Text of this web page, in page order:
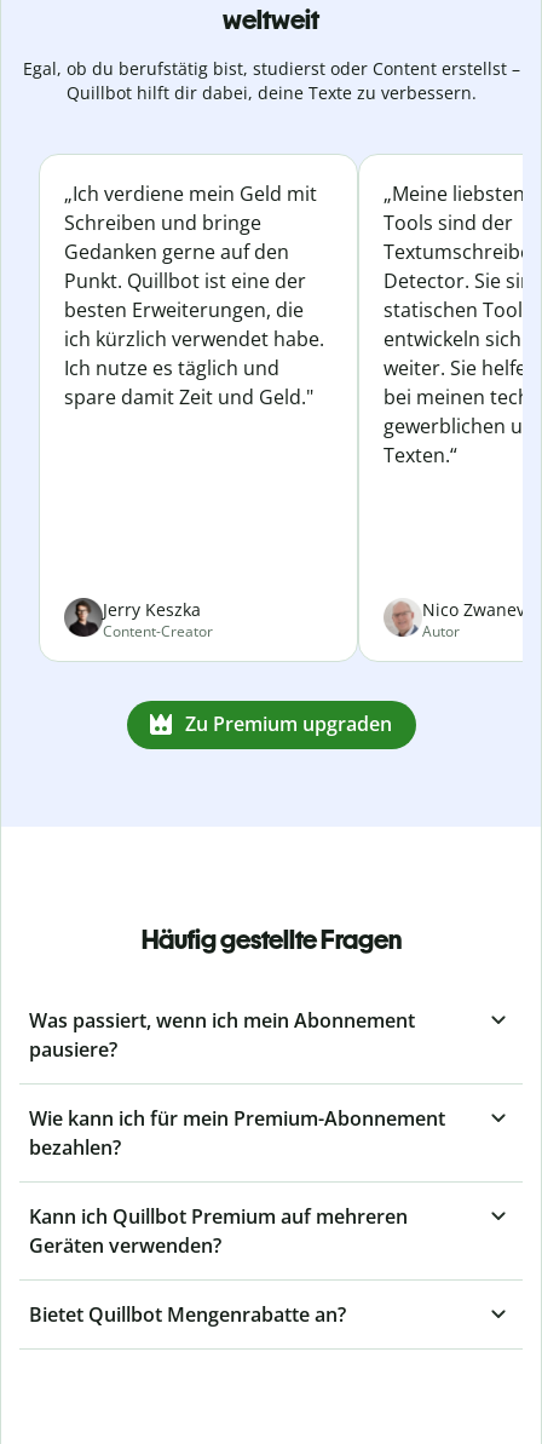
weltweit
Egal, ob du berufstätig bist, studierst oder Content erstellst –
Quillbot hilft dir dabei, deine Texte zu verbessern.
„Ich verdiene mein Geld mit
Schreiben und bringe
Gedanken gerne auf den
Punkt. Quillbot ist eine der
besten Erweiterungen, die
ich kürzlich verwendet habe.
Ich nutze es täglich und
spare damit Zeit und Geld."
Jerry Keszka
Content-Creator
„Meine liebsten
Tools sind der
Detector. Sie
statischen
entwickeln sich
weiter. Sie
bei meinen
gewerblichen
Texten.“
Nico
Autor
Zu Premium upgraden
Häufig gestellte Fragen
Was passiert, wenn ich mein Abonnement
pausiere?
Wie kann ich für mein Premium-Abonnement
bezahlen?
Kann ich Quillbot Premium auf mehreren
Geräten verwenden?
Bietet Quillbot Mengenrabatte an?